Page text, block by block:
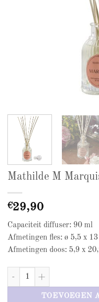
Mathilde M
€29,90
Capaciteit diffuser: 90 ml
Afmetingen fles: ø 5,5 x 13
Afmetingen doos: 5,9 x
Mathilde M Marquise aantal
TOEVOEGEN